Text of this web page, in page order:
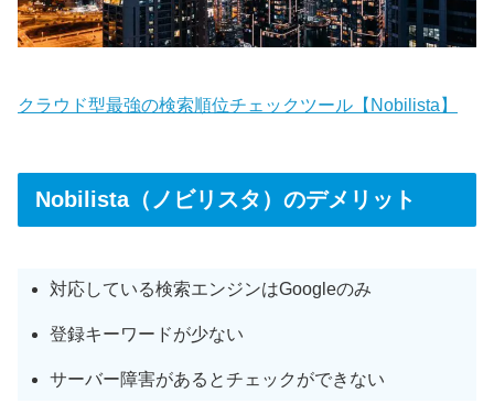
クラウド型最強の検索順位チェックツール【Nobilista】
Nobilista（ノビリスタ）のデメリット
対応している検索エンジンはGoogleのみ
登録キーワードが少ない
サーバー障害があるとチェックができない